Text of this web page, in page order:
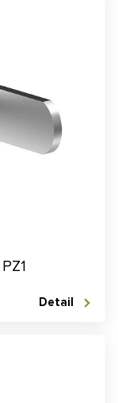
Detail